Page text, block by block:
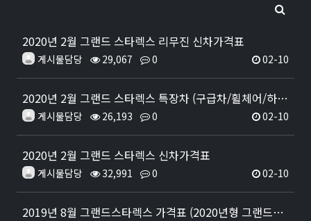
2020년 2월 그랜드 스타렉스 리무진 신차가격표
게시물담당 29,067 0 02-10
2020년 2월 그랜드 스타렉스 특장차 (구급차/휠체어/하이루프/캠핑카) 신차가격표
게시물담당 26,193 0 02-10
2020년 2월 그랜드 스타렉스 신차가격표
게시물담당 32,991 0 02-10
2019년 8월 그랜드스타렉스 가격표 (2020년형 그랜드스타렉스 출시 가격표)